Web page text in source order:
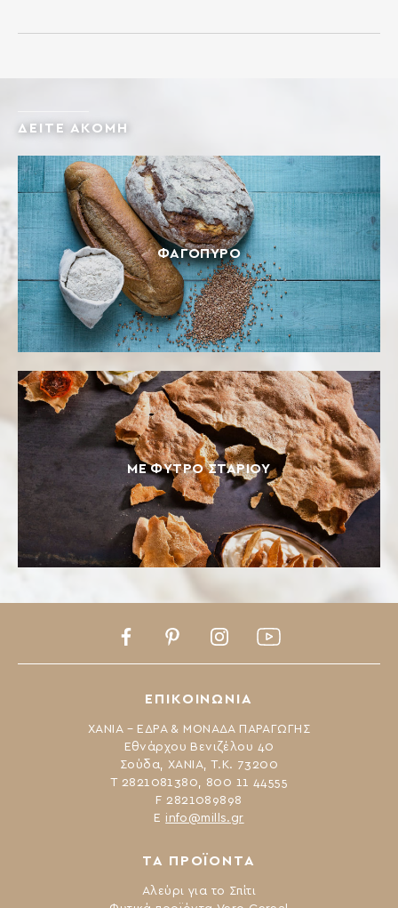
ΔΕΙΤΕ ΑΚΟΜΗ
ΦΑΓΌΠΥΡΟ
ΜΕ ΦΎΤΡΟ ΣΤΑΡΙΟΎ
ΤΑ ΠΡΟΪΟΝΤΑ
Αλεύρι για το Σπίτι
ΕΠΙΚΟΙΝΩΝΙΑ
ΧΑΝΙΑ – ΕΔΡΑ & ΜΟΝΑΔΑ ΠΑΡΑΓΩΓΗΣ
Εθνάρχου Βενιζέλου 40
Σούδα, ΧΑΝΙΑ, Τ.Κ. 73200
Τ 2821081380, 800 11 44555
F 2821089898
Ε info@mills.gr
FacebookPinterestInstagramYoutube